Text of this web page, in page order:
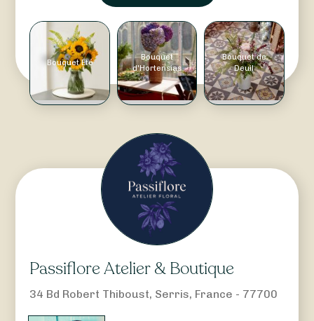
Bouquet Été
Bouquet
d'Hortensias
Bouquet de
Deuil
Passiflore Atelier & Boutique
34 Bd Robert Thiboust, Serris, France - 77700